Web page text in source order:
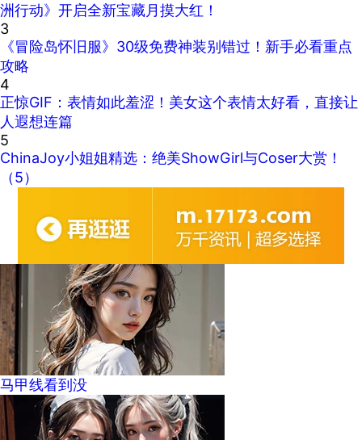
洲行动》开启全新宝藏月摸大红！
3
《冒险岛怀旧服》30级免费神装别错过！新手必看重点
攻略
4
正惊GIF：表情如此羞涩！美女这个表情太好看，直接让
人遐想连篇
5
ChinaJoy小姐姐精选：绝美ShowGirl与Coser大赏！
（5）
马甲线看到没